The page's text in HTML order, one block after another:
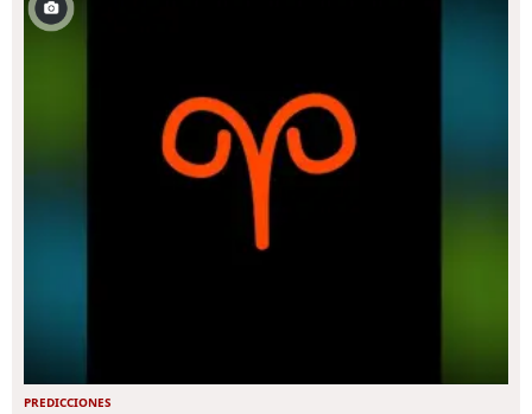
PREDICCIONES